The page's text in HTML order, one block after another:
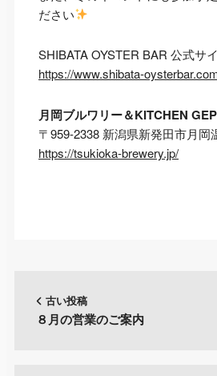
ださい
SHIBATA OYSTER BAR 公式サ
https://www.shibata-
月岡ブルワリー＆KITCHEN
〒959-2338 新潟県新発田市月岡
https://tsukioka-brewery.jp/
古い投稿
８月の営業のご案内